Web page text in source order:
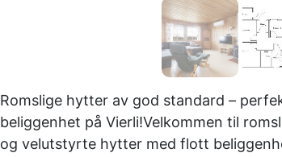
Romslige hytter av god standard –
beliggenhet på Vierli!Velkommen til
og velutstyrte hytter med flott